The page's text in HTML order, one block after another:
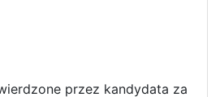
przez kandydata za